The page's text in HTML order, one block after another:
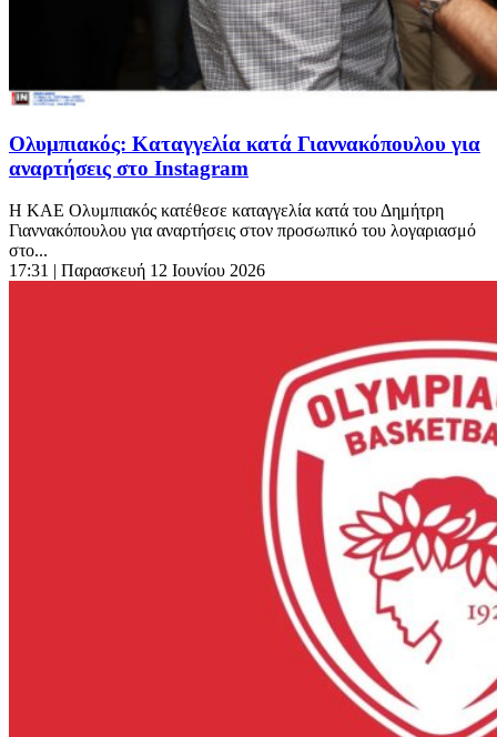
Ολυμπιακός: Καταγγελία κατά Γιαννακόπουλου για
αναρτήσεις στο Instagram
Η ΚΑΕ Ολυμπιακός κατέθεσε καταγγελία κατά του Δημήτρη
Γιαννακόπουλου για αναρτήσεις στον προσωπικό του λογαριασμό
στο...
17:31 | Παρασκευή 12 Ιουνίου 2026